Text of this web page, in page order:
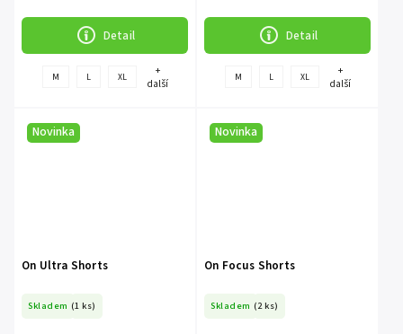
Detail
M L XL
+
další
Detail
M L XL
+
další
Novinka
On Ultra Shorts
Skladem (1 ks)
Novinka
On Focus Shorts
Skladem (2 ks)